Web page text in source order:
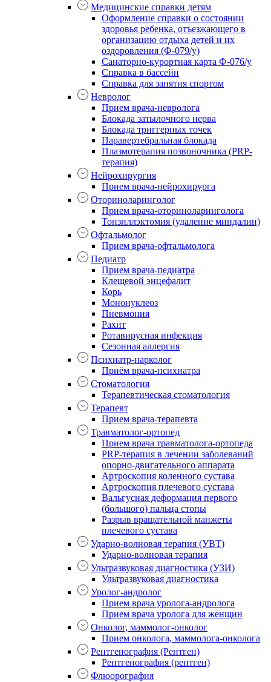
Медицинские справки детям
Оформление справки о состоянии
здоровья ребенка, отъезжающего в
организацию отдыха детей и их
оздоровления (Ф-079/у)
Санаторно-курортная карта Ф-076/у
Справка в бассейн
Справка для занятия спортом
Невролог
Прием врача-невролога
Блокада затылочного нерва
Блокада триггерных точек
Паравертебральная блокада
Плазмотерапия позвоночника (PRP-
терапия)
Нейрохирургия
Прием врача-нейрохирурга
Оториноларинголог
Прием врача-оториноларинголога
Тонзиллэктомия (удаление миндалин)
Офтальмолог
Прием врача-офтальмолога
Педиатр
Прием врача-педиатра
Клещевой энцефалит
Корь
Мононуклеоз
Пневмония
Рахит
Ротавирусная инфекция
Сезонная аллергия
Психиатр-нарколог
Приём врача-психиатра
Стоматология
Терапевтическая стоматология
Терапевт
Прием врача-терапевта
Травматолог-ортопед
Прием врача травматолога-ортопеда
PRP-терапия в лечении заболеваний
опорно-двигательного аппарата
Артроскопия коленного сустава
Артроскопия плечевого сустава
Вальгусная деформация первого
(большого) пальца стопы
Разрыв вращательной манжеты
плечевого сустава
Ударно-волновая терапия (УВТ)
Ударно-волновая терапия
Ультразвуковая диагностика (УЗИ)
Ультразвуковая диагностика
Уролог-андролог
Прием врача уролога-андролога
Прием врача уролога для женщин
Онколог, маммолог-онколог
Прием онколога, маммолога-онколога
Рентгенография (Рентген)
Рентгенография (рентген)
Флюорография